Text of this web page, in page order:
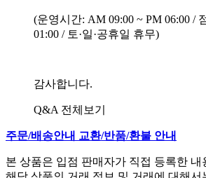
(운영시간: AM 09:00 ~ PM 06:00 /
01:00 / 토·일·공휴일 휴무)
감사합니다.
Q&A 전체보기
주문/배송안내 교환/반품/환불 안내
본 상품은 입점 판매자가 직접 등록한 내